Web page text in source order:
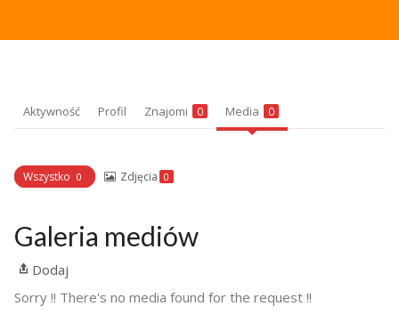
Aktywność Profil Znajomi 0 Media 0
Wszystko 0 Zdjęcia 0
Galeria mediów
Dodaj
Sorry !! There's no media found for the request !!